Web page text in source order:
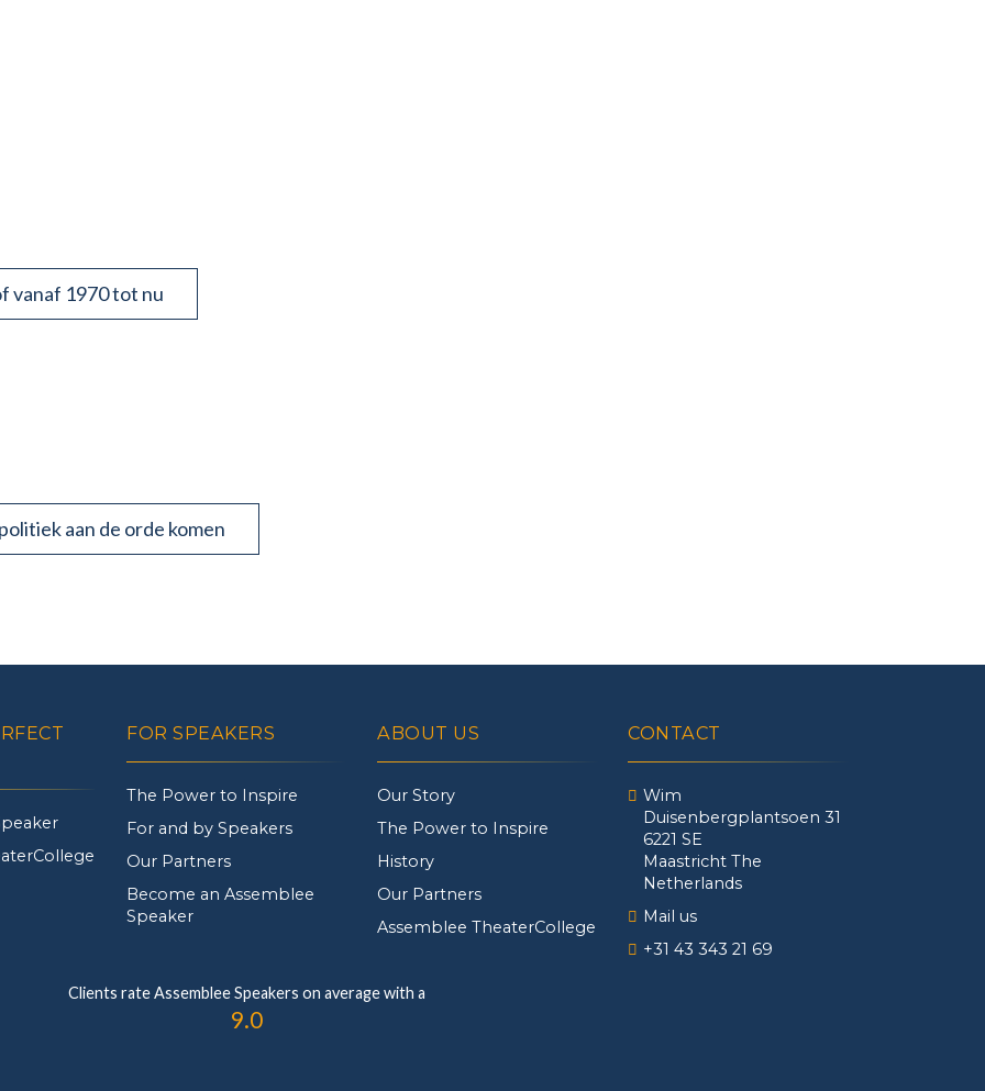
vanaf 1970 tot nu
aan de orde komen
FOR SPEAKERS
The Power to Inspire
For and by Speakers
Our Partners
Become an Assemblee
Speaker
ABOUT US
Our Story
The Power to Inspire
History
Our Partners
Assemblee TheaterCollege
CONTACT
Wim
Duisenbergplantsoen 31
6221 SE
Maastricht The
Netherlands
Mail us
+31 43 343 21 69
Clients rate Assemblee Speakers on average with a
9.0